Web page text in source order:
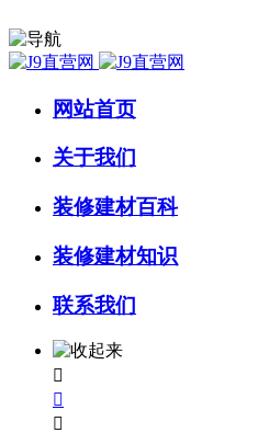
网站首页
关于我们
装修建材百科
装修建材知识
联系我们


